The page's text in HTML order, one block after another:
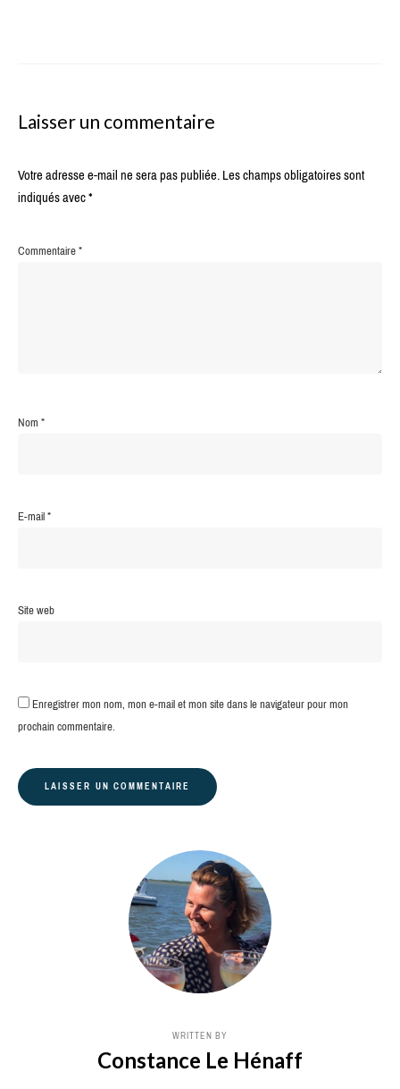
Laisser un commentaire
Votre adresse e-mail ne sera pas publiée.Les champs obligatoires sont
indiqués avec*
Commentaire*
Nom*
E-mail*
Site web
Enregistrer mon nom, mon e-mail et mon site dans le navigateur pour mon
prochain commentaire.
WRITTEN BY
Constance Le Hénaff